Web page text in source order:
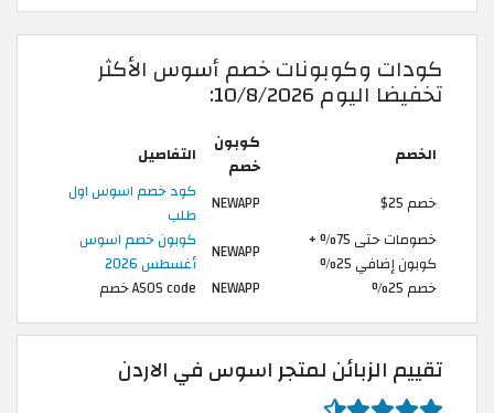
كودات وكوبونات خصم أسوس الأكثر
تخفيضا اليوم 10/8/2026:
الخصم
كوبون
خصم
التفاصيل
خصم 25$
NEWAPP
كود خصم اسوس اول
طلب
خصومات حتى 75% +
كوبون إضافي 25%
NEWAPP
كوبون خصم اسوس
أغسطس 2026
خصم 25%
NEWAPP ASOS code خصم
تقييم الزبائن لمتجر اسوس في الاردن